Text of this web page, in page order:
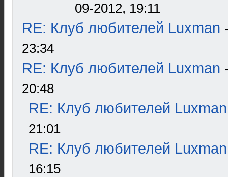
09-2012, 19:11
RE: Клуб любителей Luxman
23:34
RE: Клуб любителей Luxman
20:48
RE: Клуб любителей Luxman
21:01
RE: Клуб любителей Luxman
16:15